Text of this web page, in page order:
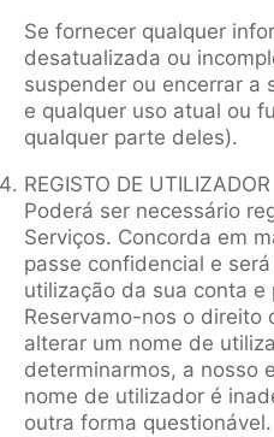
Se fornecer qualquer
desatualizada ou
suspender ou encerrar a
e qualquer uso atual ou
qualquer parte deles).
REGISTO DE UTILIZADOR
Poderá ser necessário
Serviços. Concorda em
passe confidencial e
utilização da sua conta e
Reservamo-nos o direito
alterar um nome de
determinarmos, a nosso
nome de utilizador é
outra forma questionável.